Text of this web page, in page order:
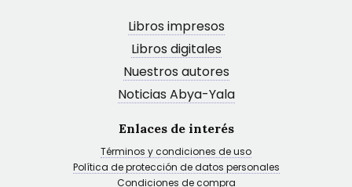
Libros impresos
Libros digitales
Nuestros autores
Noticias Abya-Yala
Enlaces de interés
Términos y condiciones de uso
Política de protección de datos personales
Condiciones de compra